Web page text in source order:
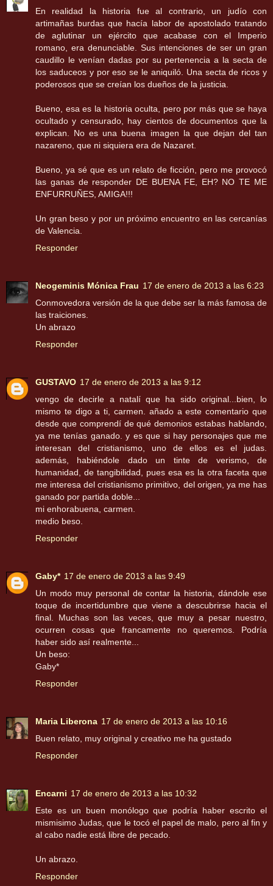
En realidad la historia fue al contrario, un judío con
artimañas burdas que hacía labor de apostolado tratando
de aglutinar un ejército que acabase con el Imperio
romano, era denunciable. Sus intenciones de ser un gran
caudillo le venían dadas por su pertenencia a la secta de
los saduceos y por eso se le aniquiló. Una secta de ricos y
poderosos que se creían los dueños de la justicia.
Bueno, esa es la historia oculta, pero por más que se haya
ocultado y censurado, hay cientos de documentos que la
explican. No es una buena imagen la que dejan del tan
nazareno, que ni siquiera era de Nazaret.
Bueno, ya sé que es un relato de ficción, pero me provocó
las ganas de responder DE BUENA FE, EH? NO TE ME
ENFURRUÑES, AMIGA!!!
Un gran beso y por un próximo encuentro en las cercanías
de Valencia.
Responder
Neogeminis Mónica Frau 17 de enero de 2013 a las 6:23
Conmovedora versión de la que debe ser la más famosa de
las traiciones.
Un abrazo
Responder
GUSTAVO 17 de enero de 2013 a las 9:12
vengo de decirle a natalí que ha sido original...bien, lo
mismo te digo a ti, carmen. añado a este comentario que
desde que comprendí de qué demonios estabas hablando,
ya me tenías ganado. y es que si hay personajes que me
interesan del cristianismo, uno de ellos es el judas.
además, habiéndole dado un tinte de verismo, de
humanidad, de tangibilidad, pues esa es la otra faceta que
me interesa del cristianismo primitivo, del origen, ya me has
ganado por partida doble...
mi enhorabuena, carmen.
medio beso.
Responder
Gaby* 17 de enero de 2013 a las 9:49
Un modo muy personal de contar la historia, dándole ese
toque de incertidumbre que viene a descubrirse hacia el
final. Muchas son las veces, que muy a pesar nuestro,
ocurren cosas que francamente no queremos. Podría
haber sido así realmente...
Un beso:
Gaby*
Responder
Maria Liberona 17 de enero de 2013 a las 10:16
Buen relato, muy original y creativo me ha gustado
Responder
Encarni 17 de enero de 2013 a las 10:32
Este es un buen monólogo que podría haber escrito el
mismisimo Judas, que le tocó el papel de malo, pero al fin y
al cabo nadie está libre de pecado.
Un abrazo.
Responder